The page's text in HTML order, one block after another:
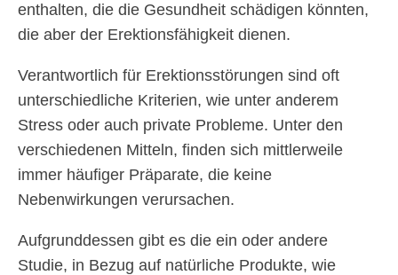
enthalten, die die Gesundheit schädigen könnten,
die aber der Erektionsfähigkeit dienen.
Verantwortlich für Erektionsstörungen sind oft
unterschiedliche Kriterien, wie unter anderem
Stress oder auch private Probleme. Unter den
verschiedenen Mitteln, finden sich mittlerweile
immer häufiger Präparate, die keine
Nebenwirkungen verursachen.
Aufgrunddessen gibt es die ein oder andere
Studie, in Bezug auf natürliche Produkte, wie